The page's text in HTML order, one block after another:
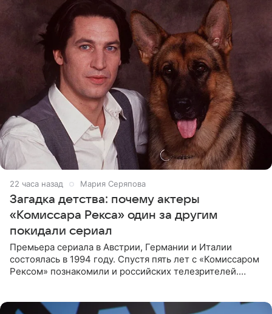
22 часа назад Мария Серяпова
Загадка детства: почему актеры
«Комиссара Рекса» один за другим
покидали сериал
Премьера сериала в Австрии, Германии и Италии
состоялась в 1994 году. Спустя пять лет с «Комиссаром
Рексом» познакомили и российских телезрителей.